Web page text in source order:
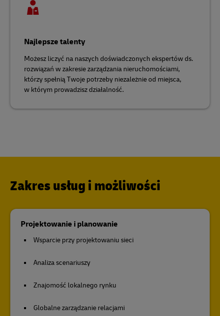
Najlepsze talenty
Możesz liczyć na naszych doświadczonych ekspertów ds.
rozwiązań w zakresie zarządzania nieruchomościami,
którzy spełnią Twoje potrzeby niezależnie od miejsca,
w którym prowadzisz działalność.
Zakres usług i możliwości
Projektowanie i planowanie
Wsparcie przy projektowaniu sieci
Analiza scenariuszy
Znajomość lokalnego rynku
Globalne zarządzanie relacjami